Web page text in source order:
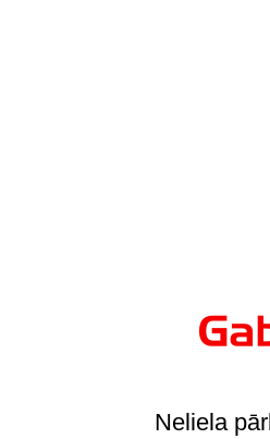
Neliela